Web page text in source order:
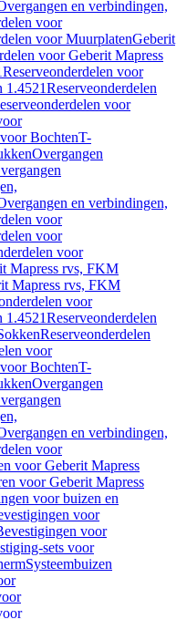
en verbindingen,
voor
voor MuurplatenGeberit
voor Geberit Mapress
Reserveonderdelen voor
1.4521Reserveonderdelen
voor
BochtenT-
Overgangen
en verbindingen,
voor
voor
voor
Mapress rvs, FKM
Mapress rvs, FKM
voor
1.4521Reserveonderdelen
Reserveonderdelen
voor
BochtenT-
Overgangen
en verbindingen,
voor
voor Geberit Mapress
voor Geberit Mapress
voor buizen en
voor
voor
sets voor
Systeembuizen